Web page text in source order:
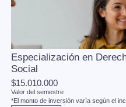
Especialización en
Social
$15.010.000
Valor del semestre
*El monto de inversión varía según el